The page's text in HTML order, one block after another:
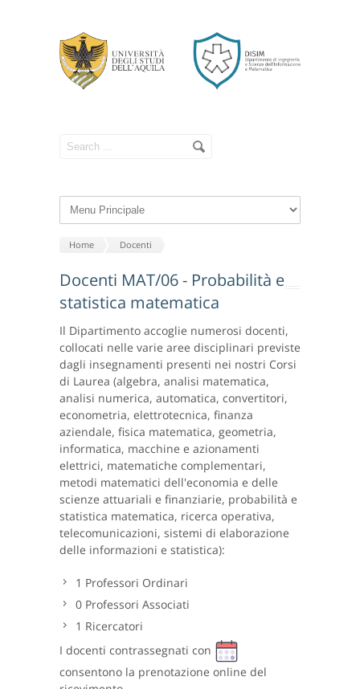
Home Docenti
Docenti MAT/06 - Probabilità e
statistica matematica
Il Dipartimento accoglie numerosi docenti,
collocati nelle varie aree disciplinari previste
dagli insegnamenti presenti nei nostri Corsi
di Laurea (algebra, analisi matematica,
analisi numerica, automatica, convertitori,
econometria, elettrotecnica, finanza
aziendale, fisica matematica, geometria,
informatica, macchine e azionamenti
elettrici, matematiche complementari,
metodi matematici dell'economia e delle
scienze attuariali e finanziarie, probabilità e
statistica matematica, ricerca operativa,
telecomunicazioni, sistemi di elaborazione
delle informazioni e statistica):
1 Professori Ordinari
0 Professori Associati
1 Ricercatori
I docenti contrassegnati con
consentono la prenotazione online del